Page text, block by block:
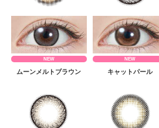
NEW
ムーンメルトブラウン
NEW
キャットパール